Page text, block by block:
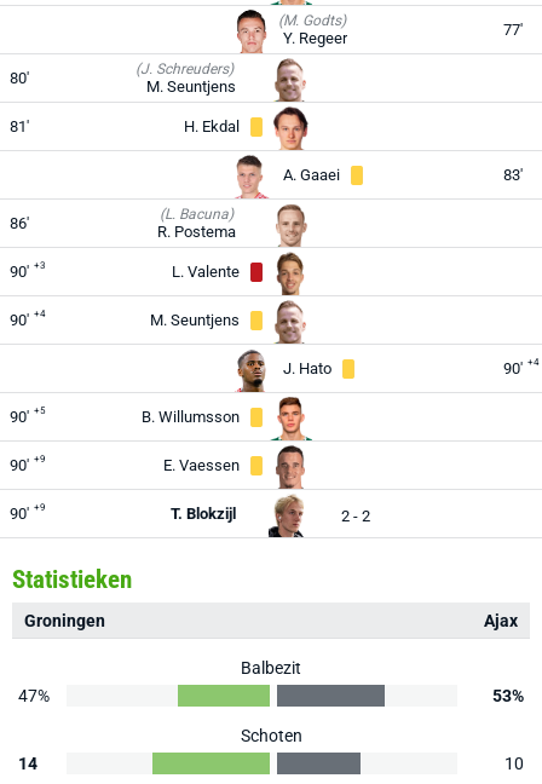
(M. Godts)
Y. Regeer 77'
80' (J. Schreuders)
M. Seuntjens
81' H. Ekdal
A. Gaaei 83'
86' (L. Bacuna)
R. Postema
90' +3 L. Valente
90' +4 M. Seuntjens
J. Hato 90' +4
90' +5 B. Willumsson
90' +9 E. Vaessen
90' +9 T. Blokzijl 2 - 2
Statistieken
Groningen Ajax
Balbezit
47%
53%
Schoten
14
10